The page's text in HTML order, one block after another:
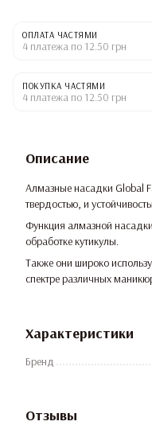
ОПЛАТА ЧАСТЯМИ
4 платежа по 12.50 грн
ПОКУПКА ЧАСТЯМИ
4 платежа по 12.50 грн
Описание
Алмазные насадки Global
твердостью, и
Функция алмазной
обработке кутикулы.
Также они широко
спектре различных
Характеристики
Бренд
Отзывы